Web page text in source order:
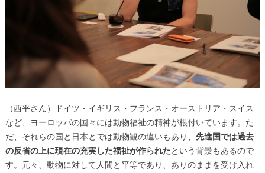
（西平さん）ドイツ・イギリス・フランス・オーストリア・スイス
など、ヨーロッパの国々には動物福祉の精神が根付いています。た
だ、それらの国と日本とでは動物観の違いもあり、 先進国では過去
の反省の上に現在の充実した福祉が作られたという背景もあるので
す。元々、動物に対して人間と平等であり、ありのままを受け入れ